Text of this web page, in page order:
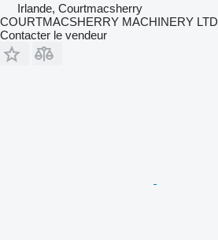
Irlande, Courtmacsherry
COURTMACSHERRY MACHINERY LTD
Contacter le vendeur